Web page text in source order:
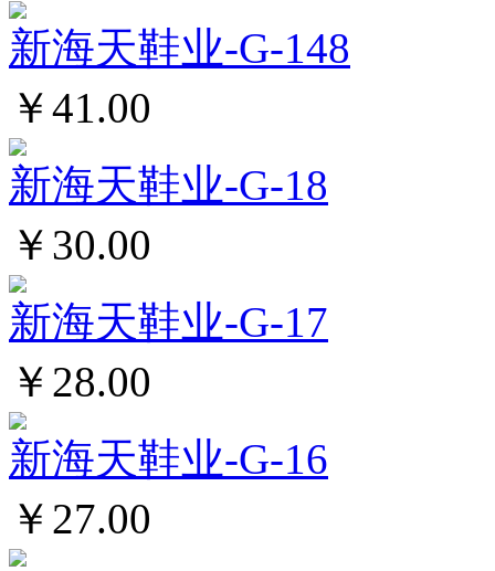
新海天鞋业-G-148
￥41.00
新海天鞋业-G-18
￥30.00
新海天鞋业-G-17
￥28.00
新海天鞋业-G-16
￥27.00